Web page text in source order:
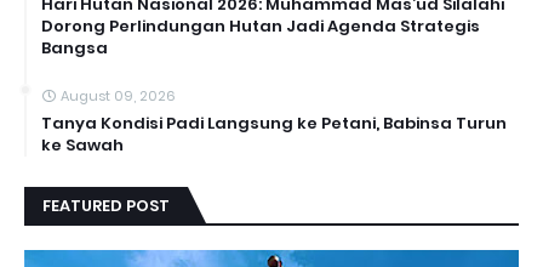
Dorong Perlindungan Hutan Jadi Agenda Strategis
Bangsa
August 09, 2026
Tanya Kondisi Padi Langsung ke Petani, Babinsa Turun
ke Sawah
FEATURED POST